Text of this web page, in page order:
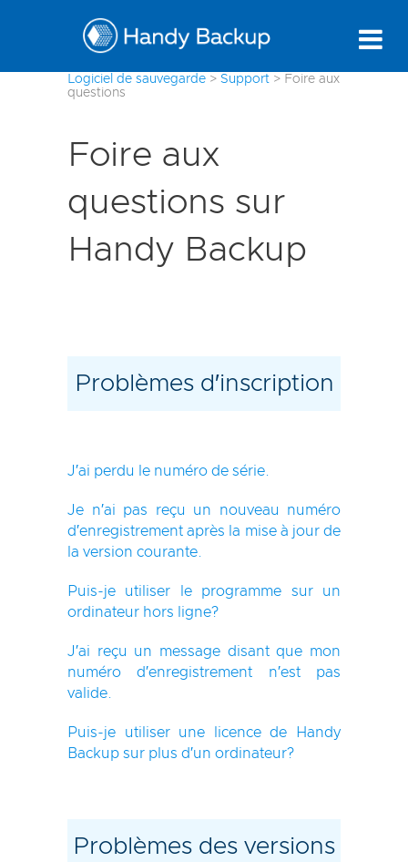
Logiciel de sauvegarde > Support > Foire aux
questions
Foire aux
questions sur
Handy Backup
Problèmes d′inscription
J′ai perdu le numéro de série.
Je n′ai pas reçu un nouveau numéro
d′enregistrement après la mise à jour de
la version courante.
Puis-je utiliser le programme sur un
ordinateur hors ligne?
J′ai reçu un message disant que mon
numéro d′enregistrement n′est pas
valide.
Puis-je utiliser une licence de Handy
Backup sur plus d′un ordinateur?
Problèmes des versions